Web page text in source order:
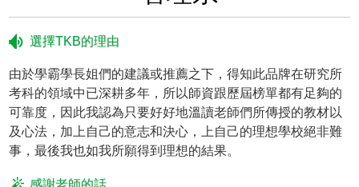
選擇TKB的理由
由於學霸學長姐們的建議或推薦之下，得知此品牌在研究所
考科的領域中已深耕多年，所以師資跟歷屆榜單都有足夠的
可靠度，因此我認為只要好好地溫讀老師們所傳授的教材以
及心法，加上自己的意志和決心，上自己的理想學校絕非難
事，最後我也如我所願得到理想的結果。
感謝老師的話